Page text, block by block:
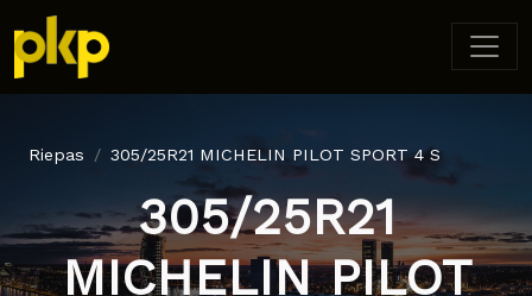
Riepas 305/25R21 MICHELIN PILOT SPORT 4 S
305/25R21
MICHELIN PILOT